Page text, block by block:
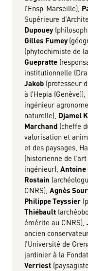
l’Ensp-Marseille),
Supérieure
Dupouey
Gilles Fumey
(phytochimiste de
Guepratte
institutionnelle
Jakob (professeur
à l’Hepia (Genève)),
ingénieur
naturelle), Djamel
Marchand (cheffe
valorisation et
et des paysages,
(historienne de
ingénieur), Antoine
Rostain
CNRS), Agnès
Philippe Teyssier
Thiébault
émérite au CNRS),
ancien
l’Université de
jardinier à la
Verriest